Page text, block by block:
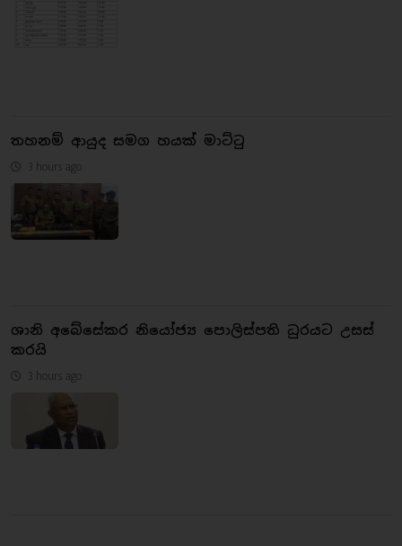
තහනම් ආයුද සමග හයක් මාට්ටු
3 hours ago
ශානි අබේසේකර නියෝජ්‍ය පොලිස්පති ධුරයට උසස්
කරයි
3 hours ago